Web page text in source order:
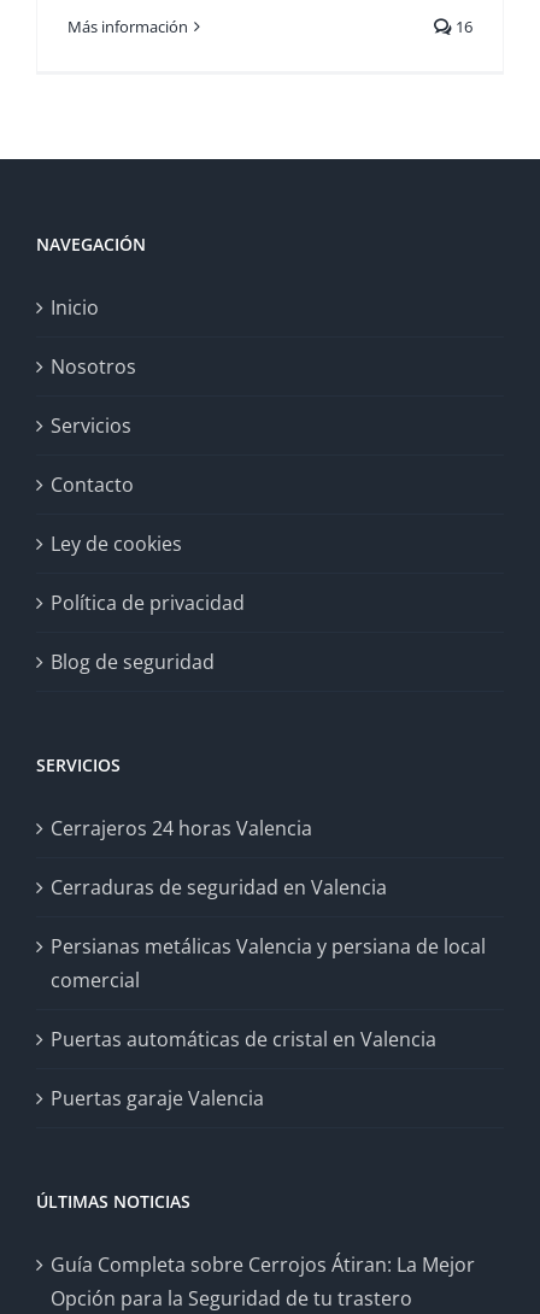
Más información 16
NAVEGACIÓN
Inicio
Nosotros
Servicios
Contacto
Ley de cookies
Política de privacidad
Blog de seguridad
SERVICIOS
Cerrajeros 24 horas Valencia
Cerraduras de seguridad en Valencia
Persianas metálicas Valencia y persiana de local
comercial
Puertas automáticas de cristal en Valencia
Puertas garaje Valencia
ÚLTIMAS NOTICIAS
Guía Completa sobre Cerrojos Átiran: La Mejor
Opción para la Seguridad de tu trastero